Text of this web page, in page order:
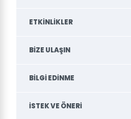
ETKINLIKLER
BIZE ULAŞIN
BILGI EDINME
İSTEK VE ÖNERI